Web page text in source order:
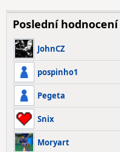
Poslední hodnocení
JohnCZ
pospinho1
Pegeta
Snix
Moryart